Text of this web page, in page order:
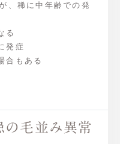
、稀に中年齢での発
る
発症
合もある
の毛並み異常